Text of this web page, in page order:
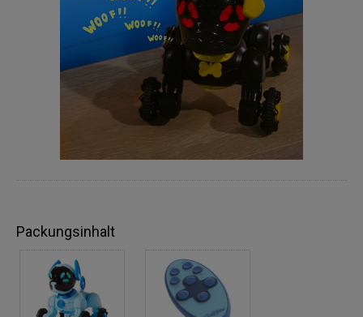
Packungsinhalt